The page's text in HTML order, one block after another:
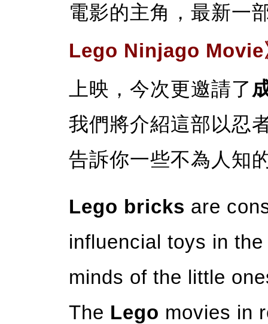
電影的主角，最新一
Lego Ninjago Movie
上映，今次更邀請了
我們將介紹這部以忍
告訴你一些不為人知
Lego bricks are
influencial toys in
minds of the little
The Lego movies in